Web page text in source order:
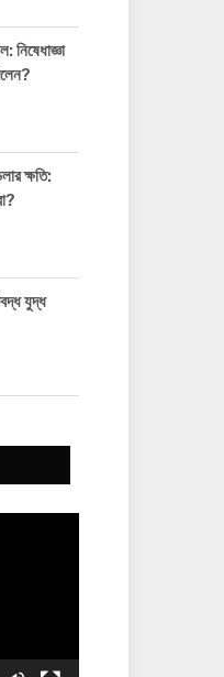
নিষেধাজ্ঞা
ক্ষতি:
যুদ্ধ